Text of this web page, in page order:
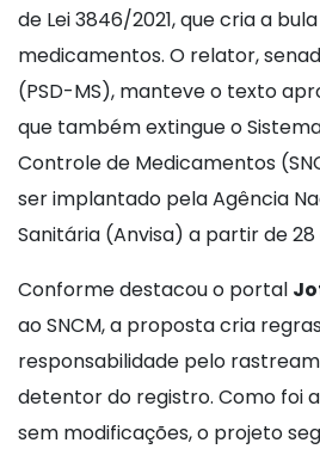
de Lei 3846/2021, que cria a
medicamentos. O relator,
(PSD-MS), manteve o texto
que também extingue o
Controle de Medicamentos
ser implantado pela Agência
Sanitária (Anvisa) a partir de 28
Conforme destacou o portal
ao SNCM, a proposta cria
responsabilidade pelo
detentor do registro. Como foi
sem modificações, o projeto